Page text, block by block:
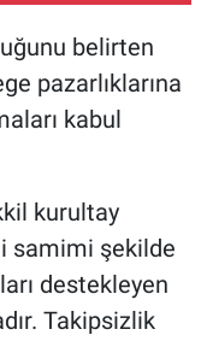
belirten
pazarlıklarına
kabul
kurultay
samimi şekilde
destekleyen
Takipsizlik